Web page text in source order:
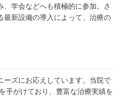
学会などへも積極的に参加。さ
最新設備の導入によって、治療の
ーズにお応えしています。当院で
手がけており、豊富な治療実績を